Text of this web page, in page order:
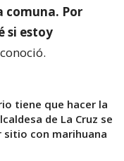
comuna. Por
si estoy
tiene que hacer la
de La Cruz se
sitio con marihuana